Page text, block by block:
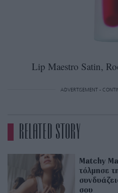
Lip Maestro Satin,
ADVERTISEMENT -
RELATED STORY
Matchy
τόλμησε
σου